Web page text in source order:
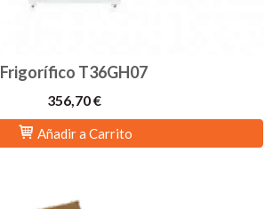
Frigorífico T36GH07
356,70 €
Añadir a Carrito